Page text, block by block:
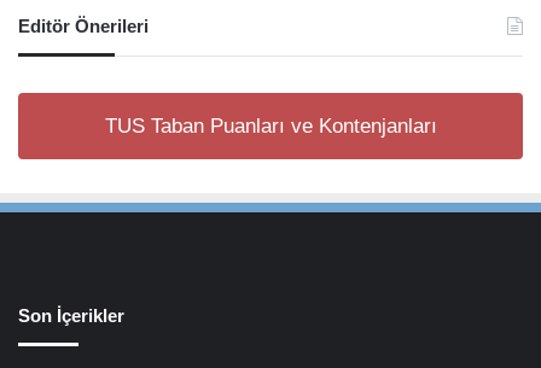
Editör Önerileri
TUS Taban Puanları ve Kontenjanları
Son İçerikler